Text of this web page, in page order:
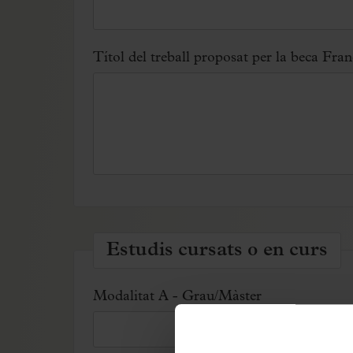
Títol del treball proposat per la beca
Estudis cursats o en curs
Modalitat A - Grau/Màster